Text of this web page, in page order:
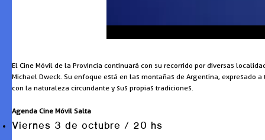
El Cine Móvil de la Provincia continuará con su recorrido por diversas
Michael Dweck. Su enfoque está en las montañas de Argentina,
con la naturaleza circundante y sus propias tradiciones.
Agenda Cine Móvil Salta
Viernes 3 de octubre / 20 hs